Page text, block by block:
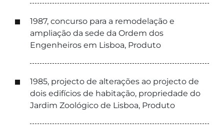
1987, concurso para a remodelação e
ampliação da sede da Ordem dos
Engenheiros em Lisboa, Produto
1985, projecto de alterações ao projecto de
dois edifícios de habitação, propriedade do
Jardim Zoológico de Lisboa, Produto